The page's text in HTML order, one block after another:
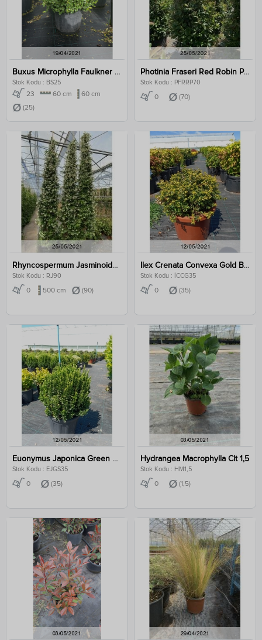
Buxus Microphylla Faulkner Clt 25
Stok Kodu : BS25
23 60 cm
60 cm
(25)
Photinia Fraseri Red Robin Pyramidalis Clt 70
Stok Kodu : PFRRP70
0 (70)
Rhyncospermum Jasminoides 500 Cm Clt 90
Stok Kodu : RJ90
0 500 cm (90)
Ilex Crenata Convexa Gold Ball Clt 35
Stok Kodu : İCCG35
0 (35)
Euonymus Japonica Green Spire Clt 35
Stok Kodu : EJGS35
0 (35)
Hydrangea Macrophylla Clt 1,5
Stok Kodu : HM1,5
0 (1,5)